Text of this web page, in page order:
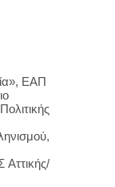
ΕΑΠ
Αττικής/